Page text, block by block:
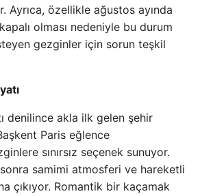
Ayrıca, özellikle ağustos ayında
olması nedeniyle bu durum
gezginler için sorun teşkil
denilince akla ilk gelen şehir
Paris eğlence
sınırsız seçenek sunuyor.
samimi atmosferi ve hareketli
çıkıyor. Romantik bir kaçamak